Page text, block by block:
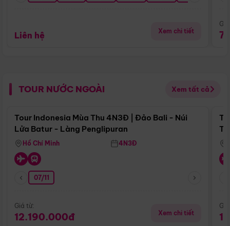
Liên hệ Xem chi tiết
TOUR NƯỚC NGOÀI Xem tất cả
Điểm nổi bật
Tour Indonesia Mùa Thu 4N3Đ | Đảo Bali - Núi
Lửa Batur - Làng Penglipuran
Hồ Chí Minh 4N3Đ
07/11
Giá từ:
12.190.000đ Xem chi tiết